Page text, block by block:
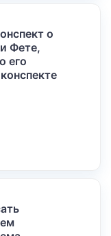
о
Фете,
его